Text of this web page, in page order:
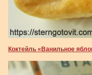
Коктейль «Ванильное